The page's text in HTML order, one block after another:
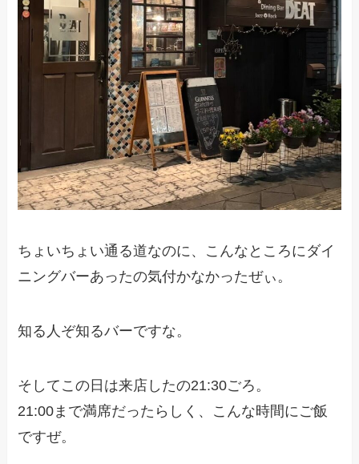
ちょいちょい通る道なのに、こんなところにダイ
ニングバーあったの気付かなかったぜぃ。
知る人ぞ知るバーですな。
そしてこの日は来店したの21:30ごろ。
21:00まで満席だったらしく、こんな時間にご飯
ですぜ。